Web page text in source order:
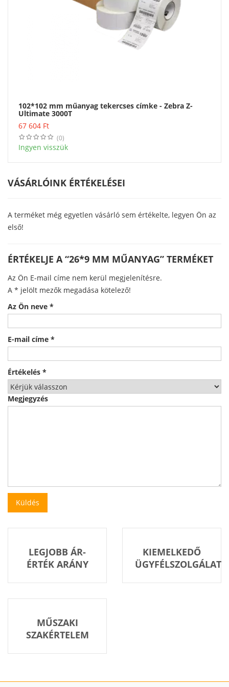
102*102 mm műanyag tekercses címke - Zebra Z-
Ultimate 3000T
67 604 Ft
(0)
Ingyen visszük
VÁSÁRLÓINK ÉRTÉKELÉSEI
A terméket még egyetlen vásárló sem értékelte, legyen Ön az
első!
ÉRTÉKELJE A “26*9 MM MŰANYAG” TERMÉKET
Az Ön E-mail címe nem kerül megjelenítésre.
A * jelölt mezők megadása kötelező!
Az Ön neve *
E-mail címe *
Értékelés *
Megjegyzés
LEGJOBB ÁR-
ÉRTÉK ARÁNY
KIEMELKEDŐ
ÜGYFÉLSZOLGÁLAT
MŰSZAKI
SZAKÉRTELEM